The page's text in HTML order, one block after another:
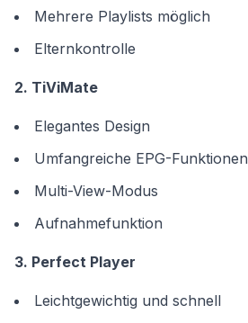
Mehrere Playlists möglich
Elternkontrolle
2. TiViMate
Elegantes Design
Umfangreiche EPG-Funktionen
Multi-View-Modus
Aufnahmefunktion
3. Perfect Player
Leichtgewichtig und schnell